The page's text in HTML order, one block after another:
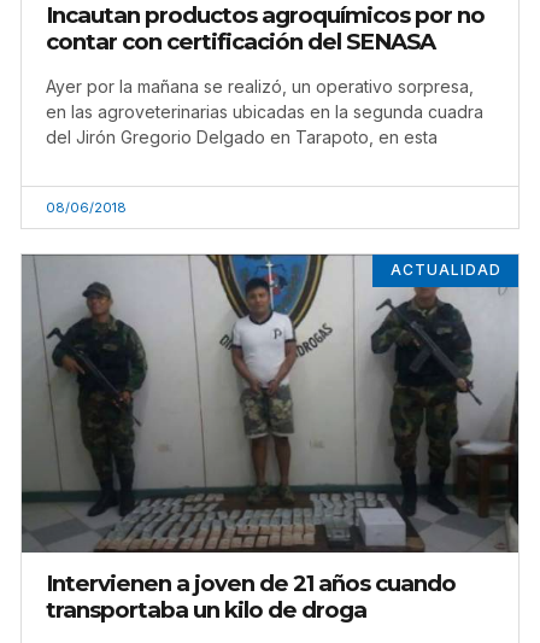
Incautan productos agroquímicos por no
contar con certificación del SENASA
Ayer por la mañana se realizó, un operativo sorpresa,
en las agroveterinarias ubicadas en la segunda cuadra
del Jirón Gregorio Delgado en Tarapoto, en esta
08/06/2018
ACTUALIDAD
Intervienen a joven de 21 años cuando
transportaba un kilo de droga